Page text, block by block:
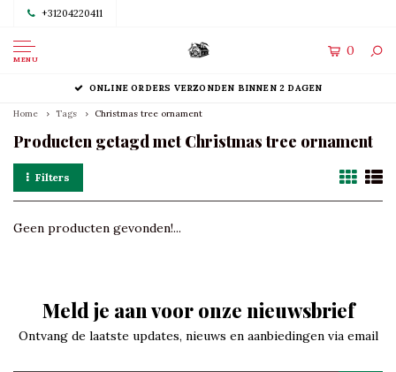
+31204220411
MENU
0
ONLINE ORDERS VERZONDEN BINNEN 2 DAGEN
Home Tags Christmas tree ornament
Producten getagd met Christmas tree ornament
Filters
Geen producten gevonden!...
Meld je aan voor onze nieuwsbrief
Ontvang de laatste updates, nieuws en aanbiedingen via email